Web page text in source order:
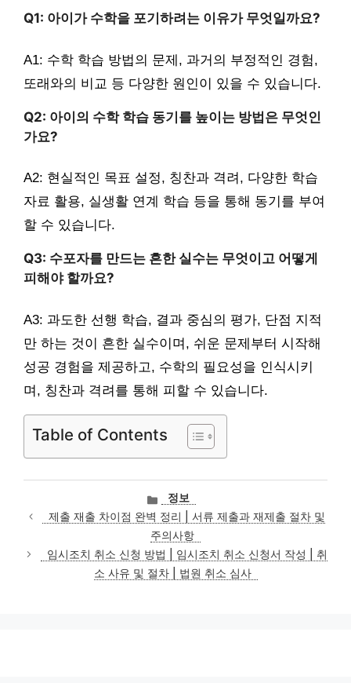
Q1: 아이가 수학을 포기하려는 이유가 무엇일까요?
A1: 수학 학습 방법의 문제, 과거의 부정적인 경험,
또래와의 비교 등 다양한 원인이 있을 수 있습니다.
Q2: 아이의 수학 학습 동기를 높이는 방법은 무엇인
가요?
A2: 현실적인 목표 설정, 칭찬과 격려, 다양한 학습
자료 활용, 실생활 연계 학습 등을 통해 동기를 부여
할 수 있습니다.
Q3: 수포자를 만드는 흔한 실수는 무엇이고 어떻게
피해야 할까요?
A3: 과도한 선행 학습, 결과 중심의 평가, 단점 지적
만 하는 것이 흔한 실수이며, 쉬운 문제부터 시작해
성공 경험을 제공하고, 수학의 필요성을 인식시키
며, 칭찬과 격려를 통해 피할 수 있습니다.
Table of Contents
카
테
고
리
정보
제출 재출 차이점 완벽 정리 | 서류 제출과 재제출 절차 및
주의사항
임시조치 취소 신청 방법 | 임시조치 취소 신청서 작성 | 취
소 사유 및 절차 | 법원 취소 심사